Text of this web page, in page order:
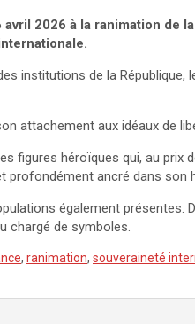
2026 à la ranimation de
institutions de la
attachement aux idéaux de
héroïques qui, au prix
profondément ancré dans son
également
chargé de symboles.
, ranimation, souveraineté